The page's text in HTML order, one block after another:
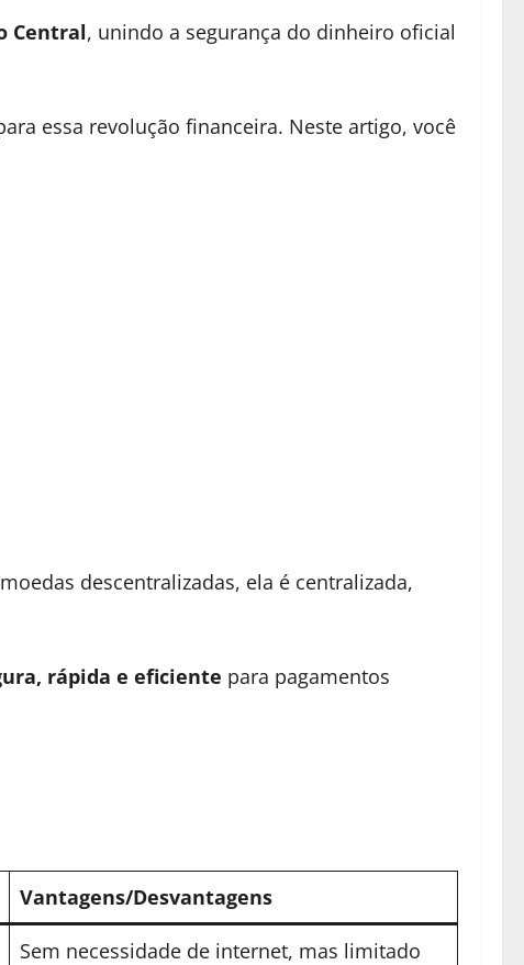
Central, unindo a segurança do dinheiro oficial
essa revolução financeira. Neste artigo, você
descentralizadas, ela é centralizada,
rápida e eficiente para pagamentos
Vantagens/Desvantagens
Sem necessidade de internet, mas limitado